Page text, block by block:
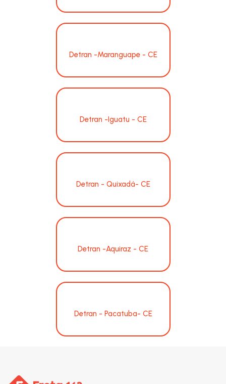
Detran -Maranguape - CE
Detran -Iguatu - CE
Detran - Quixadá- CE
Detran -Aquiraz - CE
Detran - Pacatuba- CE